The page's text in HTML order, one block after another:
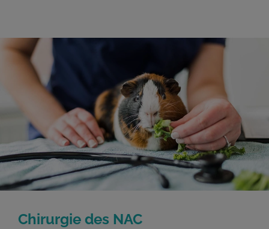
Chirurgie des NAC